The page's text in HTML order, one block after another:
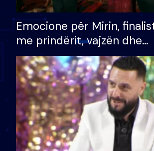
Emocione për Mirin,
me prindërit, vajzën dhe
bashkëshorten: S’kemi
divorci apo jo?